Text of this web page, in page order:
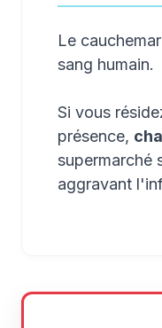
Le
sang humain.
Si vous
présence,
supermarché
aggravant